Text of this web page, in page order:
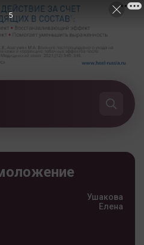
Ушакова
Елена
5